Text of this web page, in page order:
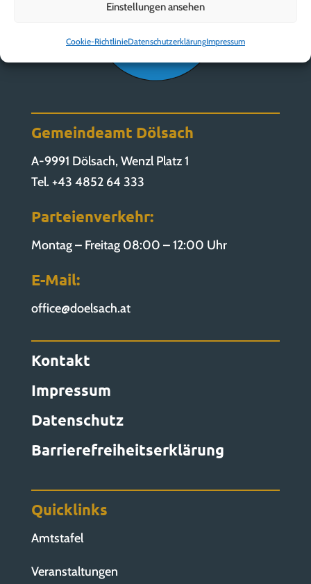
Einstellungen ansehen
Cookie-RichtlinieDatenschutzerklärungImpressum
Gemeindeamt Dölsach
A-9991 Dölsach, Wenzl Platz 1
Tel. +43 4852 64 333
Parteienverkehr:
Montag – Freitag 08:00 – 12:00 Uhr
E-Mail:
office@doelsach.at
Kontakt
Impressum
Datenschutz
Barrierefreiheitserklärung
Quicklinks
Amtstafel
Veranstaltungen